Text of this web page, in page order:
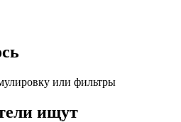
или фильтры
ищут